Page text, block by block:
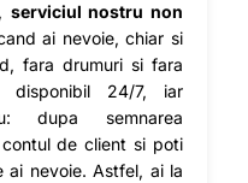
serviciul nostru non
ai nevoie, chiar si
fara drumuri si fara
disponibil 24/7, iar
dupa semnarea
de client si poti
ai nevoie. Astfel, ai la